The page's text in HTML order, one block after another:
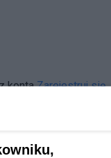
kontaZarejestruj się